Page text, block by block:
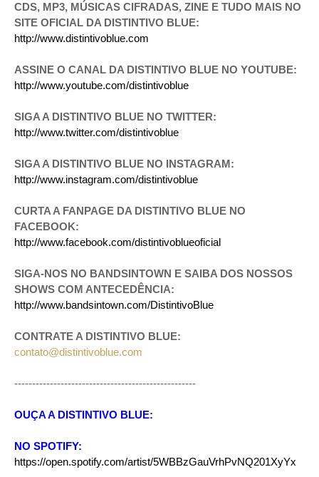
CDS, MP3, MÚSICAS CIFRADAS, ZINE E TUDO MAIS NO
SITE OFICIAL DA DISTINTIVO BLUE:
http://www.distintivoblue.com
ASSINE O CANAL DA DISTINTIVO BLUE NO YOUTUBE:
http://www.youtube.com/distintivoblue
SIGA A DISTINTIVO BLUE NO TWITTER:
http://www.twitter.com/distintivoblue
SIGA A DISTINTIVO BLUE NO INSTAGRAM:
http://www.instagram.com/distintivoblue
CURTA A FANPAGE DA DISTINTIVO BLUE NO
FACEBOOK:
http://www.facebook.com/distintivoblueoficial
SIGA-NOS NO BANDSINTOWN E SAIBA DOS NOSSOS
SHOWS COM ANTECEDÊNCIA:
http://www.bandsintown.com/DistintivoBlue
CONTRATE A DISTINTIVO BLUE:
contato@distintivoblue.com
---------------------------------------------------
OUÇA A DISTINTIVO BLUE:
NO SPOTIFY:
https://open.spotify.com/artist/5WBBzGauVrhPvNQ201XyYx